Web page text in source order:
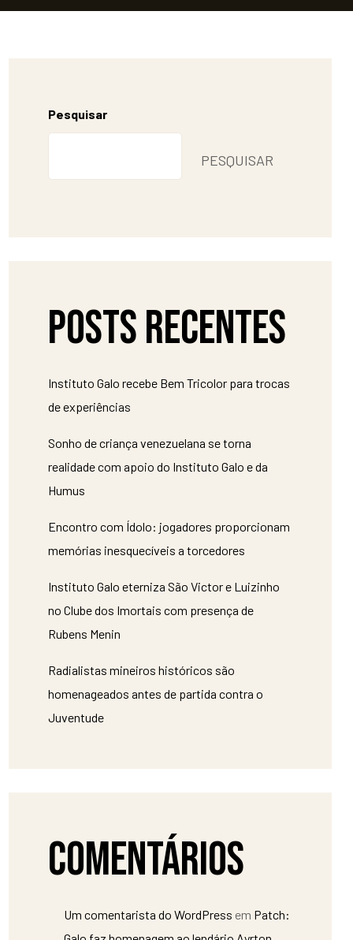
Pesquisar
PESQUISAR
Posts recentes
Instituto Galo recebe Bem Tricolor para trocas
de experiências
Sonho de criança venezuelana se torna
realidade com apoio do Instituto Galo e da
Humus
Encontro com Ídolo: jogadores proporcionam
memórias inesquecíveis a torcedores
Instituto Galo eterniza São Victor e Luizinho
no Clube dos Imortais com presença de
Rubens Menin
Radialistas mineiros históricos são
homenageados antes de partida contra o
Juventude
Comentários
Um comentarista do WordPress em Patch: